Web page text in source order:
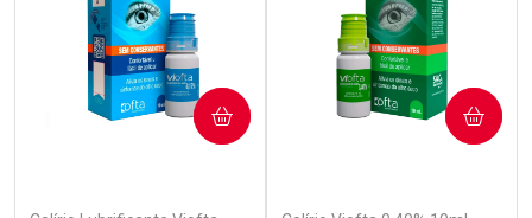
COMPRAR COMPRAR